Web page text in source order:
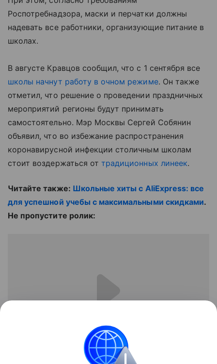
Роспотребнадзора, маски и перчатки должны
надевать все работники, организующие питание в
школах.
В августе Кравцов сообщил, что с 1 сентября все
школы начнут работу в очном режиме. Он также
отметил, что решение о проведении праздничных
мероприятий регионы будут принимать
самостоятельно. Мэр Москвы Сергей Собянин
объявил, что во избежание распространения
коронавирусной инфекции столичным школам
стоит воздержаться оттрадиционных линеек.
Читайте также: Школьные хиты с AliExpress: все
для успешной учебы с максимальными скидками.
Не пропустите ролик: